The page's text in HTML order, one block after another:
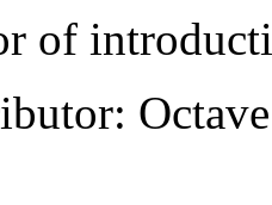
of
: